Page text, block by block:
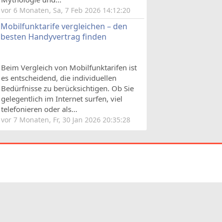
vor 6 Monaten, Sa, 7 Feb 2026 14:12:20
Mobilfunktarife vergleichen – den
besten Handyvertrag finden
Beim Vergleich von Mobilfunktarifen ist
es entscheidend, die individuellen
Bedürfnisse zu berücksichtigen. Ob Sie
gelegentlich im Internet surfen, viel
telefonieren oder als...
vor 7 Monaten, Fr, 30 Jan 2026 20:35:28